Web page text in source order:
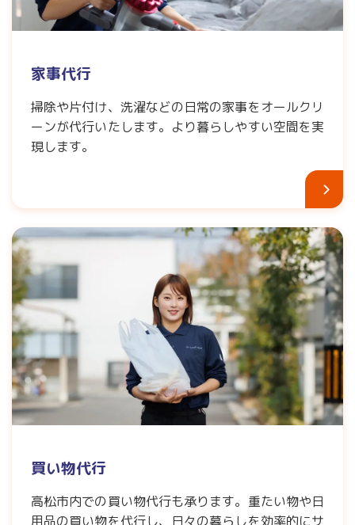
家事代行
掃除や片付け、洗濯などの日常の家事をオールクリ
ーンが代行いたします。より暮らしやすい空間を実
現します。
買い物代行
高松市内での買い物代行も承ります。重たい物や日
用品の買い物を代行し、日々の暮らしを効率的にサ